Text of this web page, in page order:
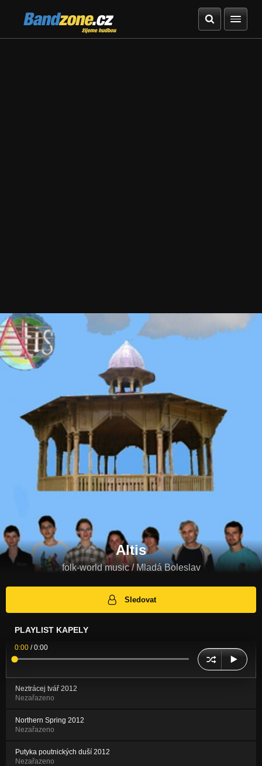
Bandzone.cz
žijeme hudbou
Altis
folk-world music / Mladá Boleslav
Sledovat
PLAYLIST KAPELY
0:00 /0:00
Neztrácej tvář 2012
Nezařazeno
Northern Spring 2012
Nezařazeno
Putyka poutnických duší 2012
Nezařazeno